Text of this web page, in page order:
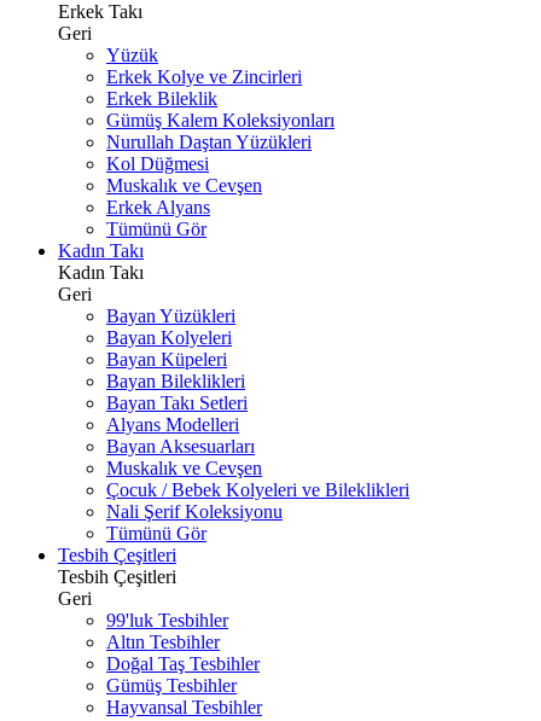
Erkek Takı
Geri
Yüzük
Erkek Kolye ve Zincirleri
Erkek Bileklik
Gümüş Kalem Koleksiyonları
Nurullah Daştan Yüzükleri
Kol Düğmesi
Muskalık ve Cevşen
Erkek Alyans
Tümünü Gör
Kadın Takı
Kadın Takı
Geri
Bayan Yüzükleri
Bayan Kolyeleri
Bayan Küpeleri
Bayan Bileklikleri
Bayan Takı Setleri
Alyans Modelleri
Bayan Aksesuarları
Muskalık ve Cevşen
Çocuk / Bebek Kolyeleri ve Bileklikleri
Nali Şerif Koleksiyonu
Tümünü Gör
Tesbih Çeşitleri
Tesbih Çeşitleri
Geri
99'luk Tesbihler
Altın Tesbihler
Doğal Taş Tesbihler
Gümüş Tesbihler
Hayvansal Tesbihler